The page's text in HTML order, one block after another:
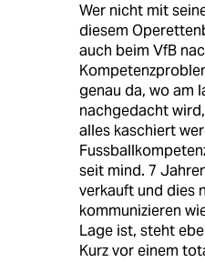
Wer nicht mit
diesem
auch beim VfB
genau da, wo am
nachgedacht
alles kaschiert
seit mind. 7
verkauft und dies
kommunizieren
Lage ist, steht
Kurz vor einem